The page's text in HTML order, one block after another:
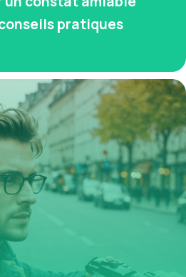
pratiques